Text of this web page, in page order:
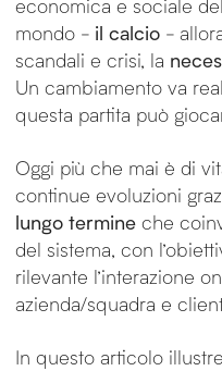
economica e sociale
mondo - il calcio-
scandali e crisi, la
Un cambiamento va
questa partita può
Oggi più che mai è di
continue evoluzioni
lungo termineche
del sistema, con
rilevante l’interazione
azienda/squadra e
In questo articolo